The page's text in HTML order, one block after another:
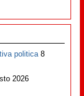
politica 8
2026